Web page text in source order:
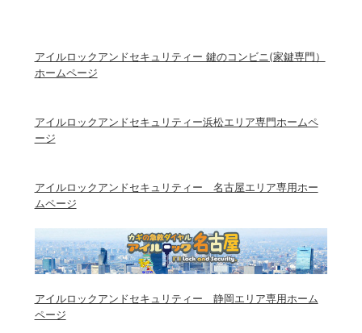
アイルロックアンドセキュリティー 鍵のコンビニ(家鍵専門）
ホームページ
アイルロックアンドセキュリティー浜松エリア専門ホームペ
ージ
アイルロックアンドセキュリティー 名古屋エリア専用ホー
ムページ
アイルロックアンドセキュリティー 静岡エリア専用ホーム
ページ